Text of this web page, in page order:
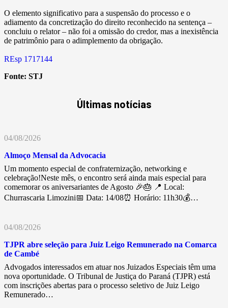
O elemento significativo para a suspensão do processo e o
adiamento da concretização do direito reconhecido na sentença –
concluiu o relator – não foi a omissão do credor, mas a inexistência
de patrimônio para o adimplemento da obrigação.
REsp 1717144
Fonte: STJ
Últimas notícias
04/08/2026
Almoço Mensal da Advocacia
Um momento especial de confraternização, networking e
celebração!Neste mês, o encontro será ainda mais especial para
comemorar os aniversariantes de Agosto 🎉🎂 📍 Local:
Churrascaria Limozini📅 Data: 14/08⏰ Horário: 11h30💰…
04/08/2026
TJPR abre seleção para Juiz Leigo Remunerado na Comarca
de Cambé
Advogados interessados em atuar nos Juizados Especiais têm uma
nova oportunidade. O Tribunal de Justiça do Paraná (TJPR) está
com inscrições abertas para o processo seletivo de Juiz Leigo
Remunerado…